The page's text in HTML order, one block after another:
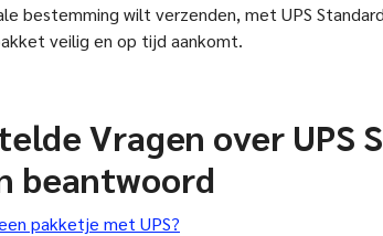
bestemming wilt verzenden, met UPS
veilig en op tijd aankomt.
Vragen over UPS
beantwoord
pakketje met UPS?